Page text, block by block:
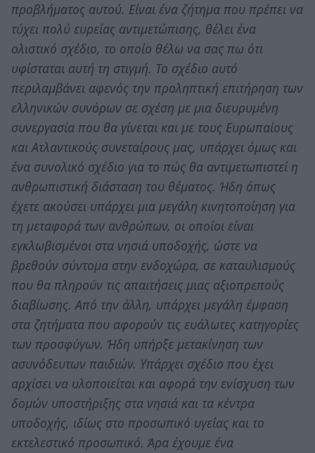
προβλήματος αυτού. Είναι ένα ζήτημα που πρέπει να
τύχει πολύ ευρείας αντιμετώπισης, θέλει ένα
ολιστικό σχέδιο, το οποίο θέλω να σας πω ότι
υφίσταται αυτή τη στιγμή. Το σχέδιο αυτό
περιλαμβάνει αφενός την προληπτική επιτήρηση των
ελληνικών συνόρων σε σχέση με μια διευρυμένη
συνεργασία που θα γίνεται και με τους Ευρωπαίους
και Ατλαντικούς συνεταίρους μας, υπάρχει όμως και
ένα συνολικό σχέδιο για το πώς θα αντιμετωπιστεί η
ανθρωπιστική διάσταση του θέματος. Ήδη όπως
έχετε ακούσει υπάρχει μια μεγάλη κινητοποίηση για
τη μεταφορά των ανθρώπων, οι οποίοι είναι
εγκλωβισμένοι στα νησιά υποδοχής, ώστε να
βρεθούν σύντομα στην ενδοχώρα, σε καταυλισμούς
που θα πληρούν τις απαιτήσεις μιας αξιοπρεπούς
διαβίωσης. Από την άλλη, υπάρχει μεγάλη έμφαση
στα ζητήματα που αφορούν τις ευάλωτες κατηγορίες
των προσφύγων. Ήδη υπήρξε μετακίνηση των
ασυνόδευτων παιδιών. Υπάρχει σχέδιο που έχει
αρχίσει να υλοποιείται και αφορά την ενίσχυση των
δομών υποστήριξης στα νησιά και τα κέντρα
υποδοχής, ιδίως στο προσωπικό υγείας και το
εκτελεστικό προσωπικό. Άρα έχουμε ένα